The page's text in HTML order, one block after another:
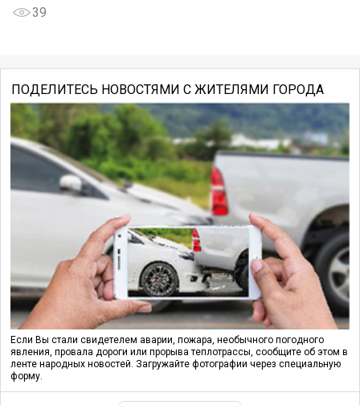
39
ПОДЕЛИТЕСЬ НОВОСТЯМИ С ЖИТЕЛЯМИ ГОРОДА
Если Вы стали свидетелем аварии, пожара, необычного погодного
явления, провала дороги или прорыва теплотрассы, сообщите об этом в
ленте народных новостей. Загружайте фотографии через специальную
форму.